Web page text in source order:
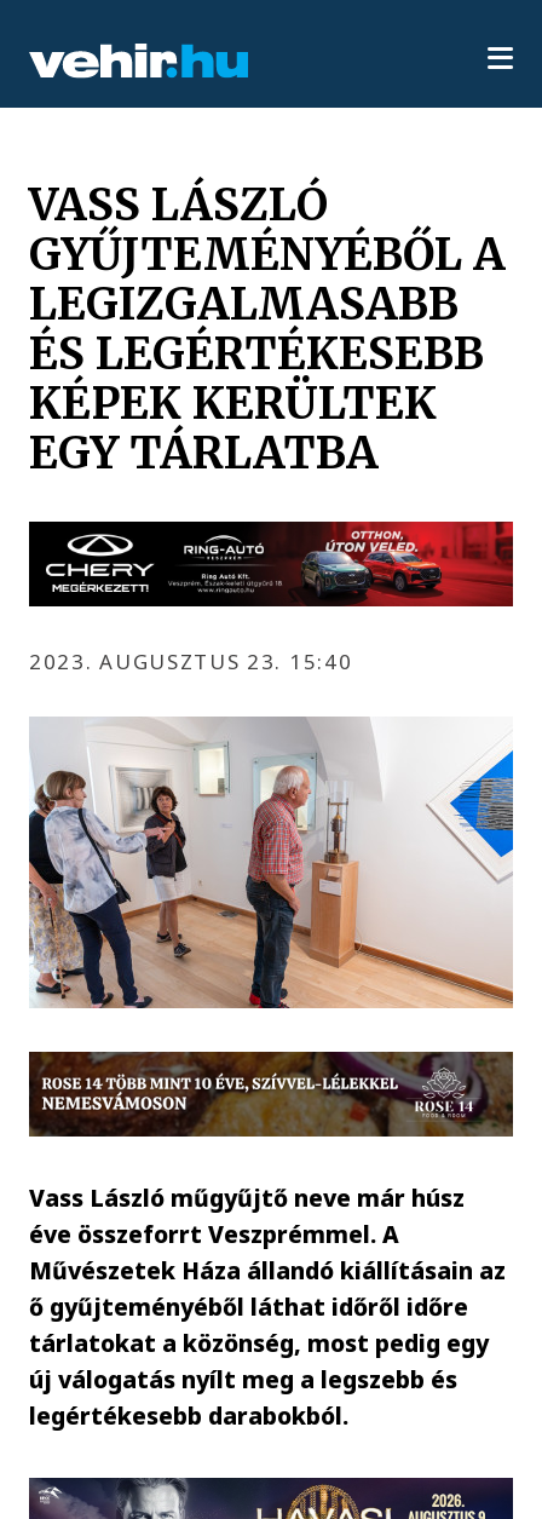
VASS LÁSZLÓ
GYŰJTEMÉNYÉBŐL A
LEGIZGALMASABB
ÉS LEGÉRTÉKESEBB
KÉPEK KERÜLTEK
EGY TÁRLATBA
2023. AUGUSZTUS 23. 15:40
Vass László műgyűjtő neve már húsz
éve összeforrt Veszprémmel. A
Művészetek Háza állandó kiállításain az
ő gyűjteményéből láthat időről időre
tárlatokat a közönség, most pedig egy
új válogatás nyílt meg a legszebb és
legértékesebb darabokból.